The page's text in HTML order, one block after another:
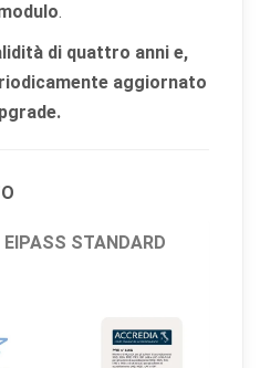
.
di quattro anni e,
aggiornato
STANDARD